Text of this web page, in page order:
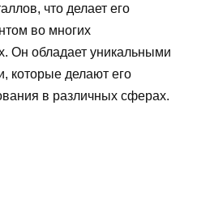
что делает его
во многих
Он обладает уникальными
которые делают его
в различных сферах.